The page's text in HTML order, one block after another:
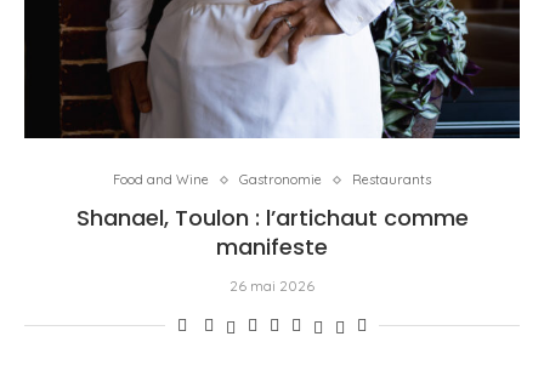
Food and Wine Gastronomie Restaurants
Shanael, Toulon : l’artichaut comme
manifeste
26 mai 2026